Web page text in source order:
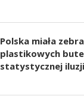
Polska miała
plastikowych
statystycznej iluzji